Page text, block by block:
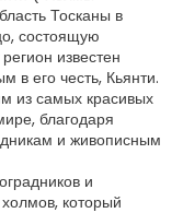
Тосканы в
состоящую
известен
в его честь, Кьянти.
из самых красивых
благодаря
и живописным
и
который